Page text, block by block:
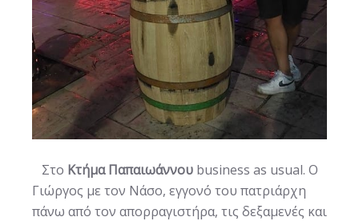
Στο Κτήμα Παπαιωάννου business as usual. O
Γιώργος με τον Νάσο, εγγονό του πατριάρχη
πάνω από τον απορραγιστήρα, τις δεξαμενές και